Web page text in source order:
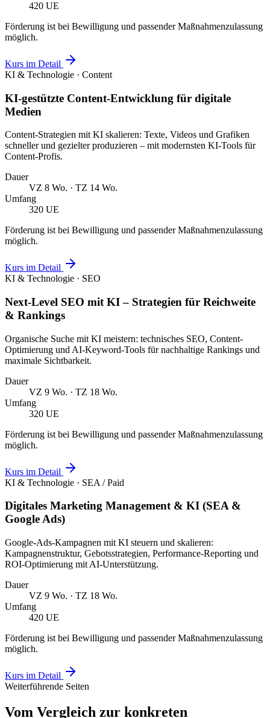
420 UE
Förderung ist bei Bewilligung und passender Maßnahmenzulassung
möglich.
Kurs im Detail
KI & Technologie · Content
KI-gestützte Content-Entwicklung für digitale
Medien
Content-Strategien mit KI skalieren: Texte, Videos und Grafiken
schneller und gezielter produzieren – mit modernsten KI-Tools für
Content-Profis.
Dauer
VZ 8 Wo. · TZ 14 Wo.
Umfang
320 UE
Förderung ist bei Bewilligung und passender Maßnahmenzulassung
möglich.
Kurs im Detail
KI & Technologie · SEO
Next-Level SEO mit KI – Strategien für Reichweite
& Rankings
Organische Suche mit KI meistern: technisches SEO, Content-
Optimierung und AI-Keyword-Tools für nachhaltige Rankings und
maximale Sichtbarkeit.
Dauer
VZ 9 Wo. · TZ 18 Wo.
Umfang
320 UE
Förderung ist bei Bewilligung und passender Maßnahmenzulassung
möglich.
Kurs im Detail
KI & Technologie · SEA / Paid
Digitales Marketing Management & KI (SEA &
Google Ads)
Google-Ads-Kampagnen mit KI steuern und skalieren:
Kampagnenstruktur, Gebotsstrategien, Performance-Reporting und
ROI-Optimierung mit AI-Unterstützung.
Dauer
VZ 9 Wo. · TZ 18 Wo.
Umfang
420 UE
Förderung ist bei Bewilligung und passender Maßnahmenzulassung
möglich.
Kurs im Detail
Weiterführende Seiten
Vom Vergleich zur konkreten